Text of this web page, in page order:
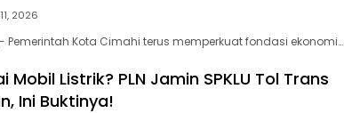
2026
Pemerintah Kota Cimahi terus memperkuat fondasi ekonomi…
Mobil Listrik? PLN Jamin SPKLU Tol Trans
Ini Buktinya!